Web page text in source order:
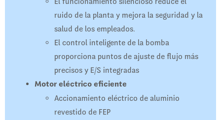
ruido de la planta y mejora la seguridad y la
salud de los empleados.
El control inteligente de la bomba
proporciona puntos de ajuste de flujo más
precisos y E/S integradas
Motor eléctrico eficiente
Accionamiento eléctrico de aluminio
revestido de FEP